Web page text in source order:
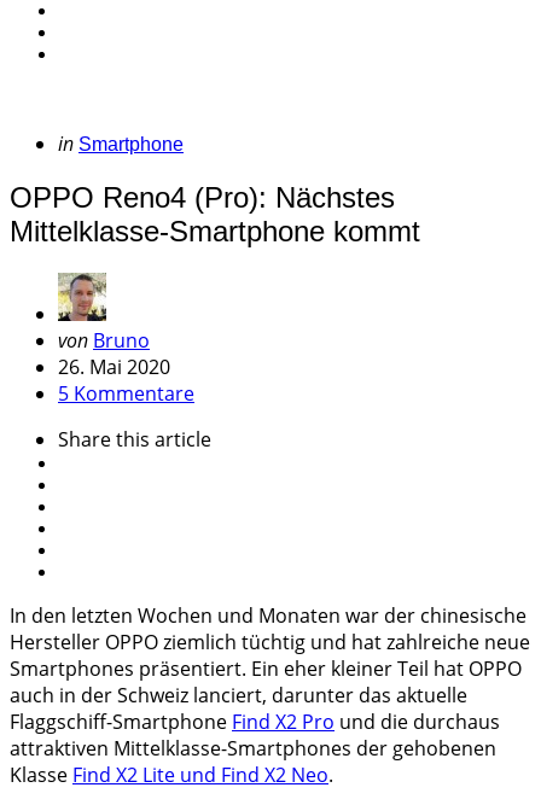
Categories
Posted
in Smartphone
OPPO Reno4 (Pro): Nächstes
Mittelklasse-Smartphone kommt
Geschrieben
von
von Bruno
26. Mai 2020
5 Kommentare
Sharethis article
In den letzten Wochen und Monaten war der chinesische
Hersteller OPPO ziemlich tüchtig und hat zahlreiche neue
Smartphones präsentiert. Ein eher kleiner Teil hat OPPO
auch in der Schweiz lanciert, darunter das aktuelle
Flaggschiff-Smartphone Find X2 Pro und die durchaus
attraktiven Mittelklasse-Smartphones der gehobenen
Klasse Find X2 Lite und Find X2 Neo.